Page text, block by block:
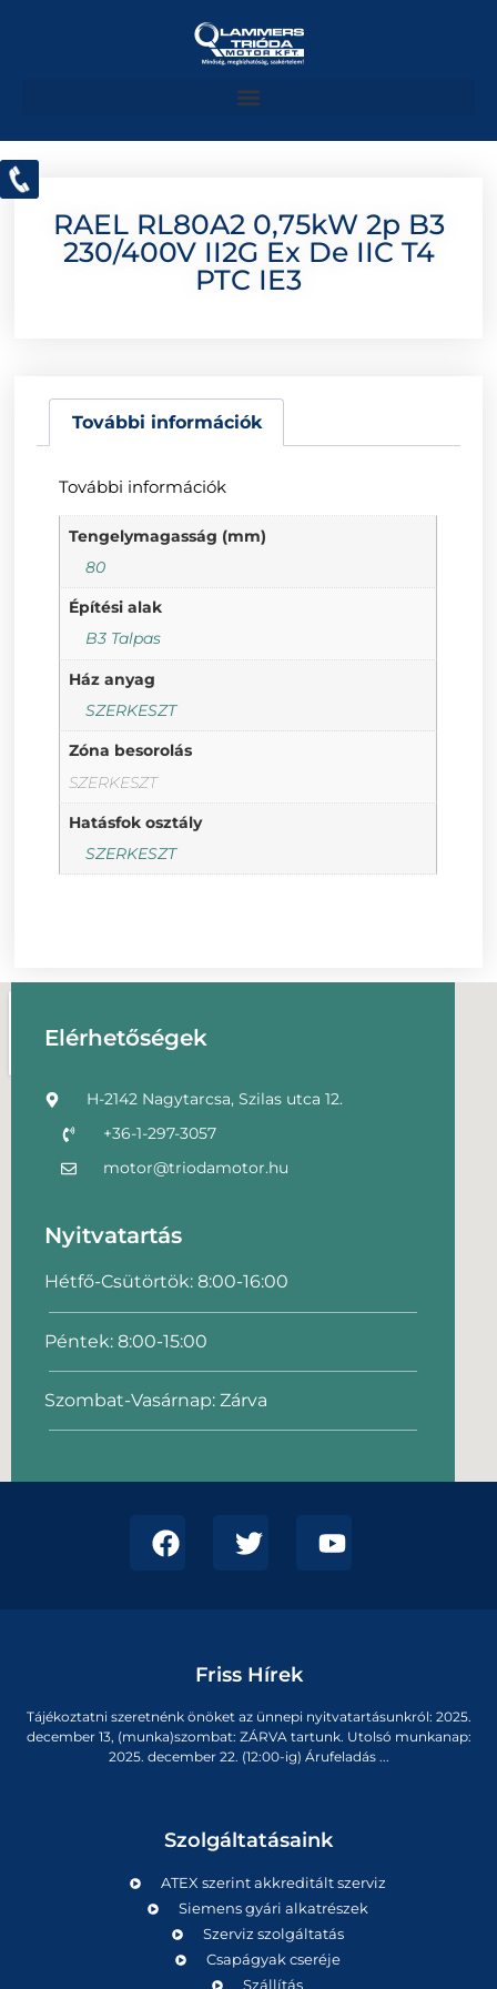
RAEL RL80A2 0,75kW 2p B3
230/400V II2G Ex De IIC T4
PTC IE3
További információk
További információk
Tengelymagasság (mm)
80
Építési alak
B3 Talpas
Ház anyag
SZERKESZT
Zóna besorolás
SZERKESZT
Hatásfok osztály
SZERKESZT
Elérhetőségek
H-2142 Nagytarcsa, Szilas utca 12.
+36-1-297-3057
motor@triodamotor.hu
Nyitvatartás
Hétfő-Csütörtök: 8:00-16:00
Péntek: 8:00-15:00
Szombat-Vasárnap: Zárva
Friss Hírek
Tájékoztatni szeretnénk önöket az ünnepi nyitvatartásunkról: 2025.
december 13, (munka)szombat: ZÁRVA tartunk. Utolsó munkanap:
2025. december 22. (12:00-ig) Árufeladás ...
Szolgáltatásaink
ATEX szerint akkreditált szerviz
Siemens gyári alkatrészek
Szerviz szolgáltatás
Csapágyak cseréje
Szállítás